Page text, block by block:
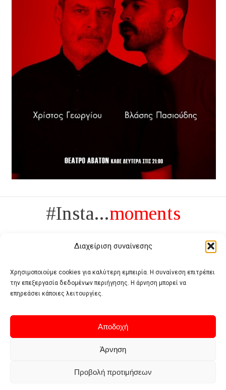
Διαχείριση συναίνεσης
Χρησιμοποιούμε cookies για καλύτερη εμπειρία. Η συναίνεση επιτρέπει
την επεξεργασία δεδομένων περιήγησης. Η άρνηση μπορεί να
επηρεάσει κάποιες λειτουργίες.
Αποδοχή
Άρνηση
Προβολή προτιμήσεων
#Insta...moments
Πολυτέλεια δεν είναι το αντίθετο της ανέχειας, είναι το αντίθετο της
Terms of use Privacy policy Cookie policy